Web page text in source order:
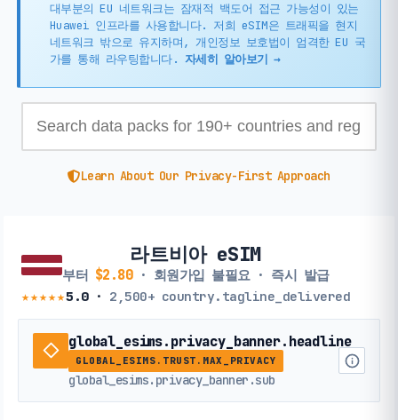
대부분의 EU 네트워크는 잠재적 백도어 접근 가능성이 있는
Huawei 인프라를 사용합니다. 저희 eSIM은 트래픽을 현지
네트워크 밖으로 유지하며, 개인정보 보호법이 엄격한 EU 국
가를 통해 라우팅합니다. 자세히 알아보기 →
Learn About Our Privacy-First Approach
라트비아 eSIM
부터 $2.80· 회원가입 불필요 · 즉시 발급
★★★★★5.0· 2,500+ country.tagline_delivered
global_esims.privacy_banner.headline
GLOBAL_ESIMS.TRUST.MAX_PRIVACY
global_esims.privacy_banner.sub